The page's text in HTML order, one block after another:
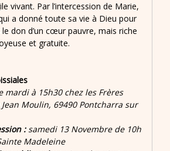
vivant. Par l’intercession de Marie,
a donné toute sa vie à Dieu pour
don d’un cœur pauvre, mais riche
et gratuite.
mardi à 15h30 chez les Frères
Moulin, 69490 Pontcharra sur
:samedi 13 Novembre de 10h
Madeleine